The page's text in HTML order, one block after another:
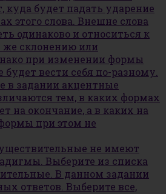
куда будет падать ударение
этого слова. Внешне слова
одинаково и относиться к
склонению или
при изменении формы
будет вести себя по-разному.
в задании акцентные
тем, в каких формах
на окончание, а в каких на
при этом не
не имеют
Выберите из списка
В данном задании
ответов. Выберите все,